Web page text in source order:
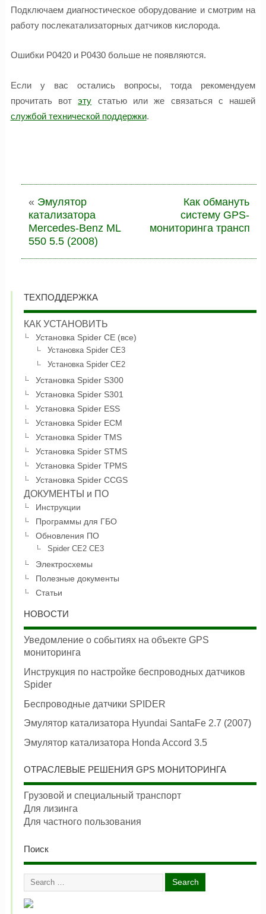
Подключаем диагностическое оборудование и смотрим на
работу послекатализаторных датчиков кислорода.
Ошибки Р0420 и Р0430 больше не появляются.
Если у вас остались вопросы, тогда рекомендуем
прочитать вотэту статью или же связаться с нашей
службой технической поддержки.
« Эмулятор
катализатора
Mercedes-Benz ML
550 5.5 (2008)
Как обмануть
систему GPS-
мониторинга
ТЕХПОДДЕРЖКА
КАК УСТАНОВИТЬ
Установка Spider CE (все)
Установка Spider CE3
Установка Spider CE2
Установка Spider S300
Установка Spider S301
Установка Spider ESS
Установка Spider ECM
Установка Spider TMS
Установка Spider STMS
Установка Spider TPMS
Установка Spider CCGS
ДОКУМЕНТЫ и ПО
Инструкции
Программы для ГБО
Обновления ПО
Spider CE2 CE3
Электросхемы
Полезные документы
Статьи
НОВОСТИ
Уведомление о событиях на объекте GPS
мониторинга
Инструкция по настройке беспроводных датчиков
Spider
Беспроводные датчики SPIDER
Эмулятор катализатора Hyundai SantaFe 2.7 (2007)
Эмулятор катализатора Honda Accord 3.5
ОТРАСЛЕВЫЕ РЕШЕНИЯ GPS МОНИТОРИНГА
Грузовой и специальный транспорт
Для лизинга
Для частного пользования
Поиск